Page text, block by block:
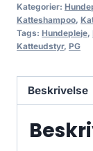
Kategorier:
Katteshampoo,
Tags: Hundepleje,
Katteudstyr, PG
Beskrivelse